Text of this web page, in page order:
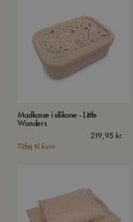
Madkasse i silikone - Little
Wonders
219,95 kr.
Tilføj til kurv